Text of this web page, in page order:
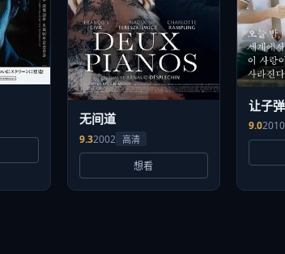
无间道
9.32002 高清
想看
让子
9.02010